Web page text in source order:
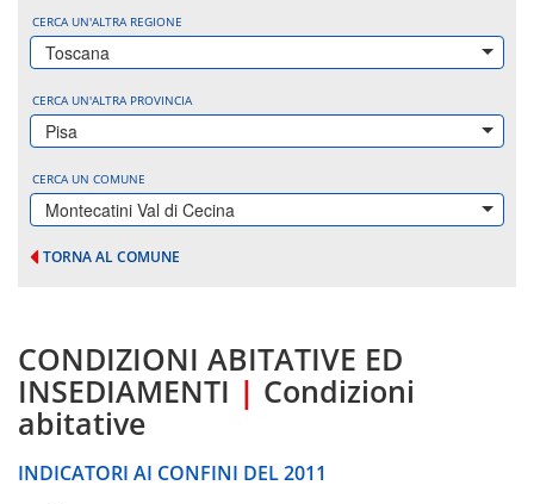
CERCA UN'ALTRA REGIONE
Toscana
CERCA UN'ALTRA PROVINCIA
Pisa
CERCA UN COMUNE
Montecatini Val di Cecina
TORNA AL COMUNE
CONDIZIONI ABITATIVE ED
INSEDIAMENTI | Condizioni
abitative
INDICATORI AI CONFINI DEL 2011